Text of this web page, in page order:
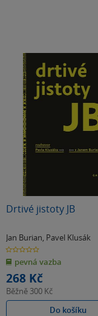
Drtivé jistoty JB
Jan Burian, Pavel Klusák
0.0
z
5
hvězdiček
pevná vazba
268 Kč
Běžně 300 Kč
Do košíku